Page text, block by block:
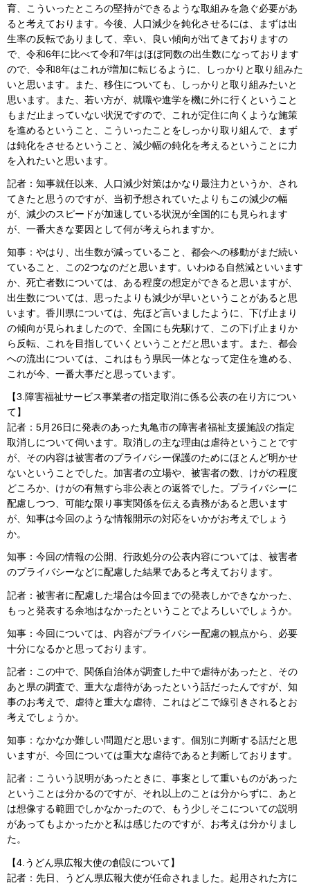
育、こういったところの堅持ができるような取組みを急ぐ必要があ
ると考えております。今後、人口減少を鈍化させるには、まずは出
生率の反転でありまして、幸い、良い傾向が出てきておりますの
で、令和6年に比べて令和7年はほぼ同数の出生数になっております
ので、令和8年はこれが増加に転じるように、しっかりと取り組みた
いと思います。また、移住についても、しっかりと取り組みたいと
思います。また、若い方が、就職や進学を機に外に行くということ
もまだ止まっていない状況ですので、これが定住に向くような施策
を進めるということ、こういったことをしっかり取り組んで、まず
は鈍化をさせるということ、減少幅の鈍化を考えるということに力
を入れたいと思います。
記者：知事就任以来、人口減少対策はかなり最注力というか、され
てきたと思うのですが、当初予想されていたよりもこの減少の幅
が、減少のスピードが加速している状況が全国的にも見られます
が、一番大きな要因として何が考えられますか。
知事：やはり、出生数が減っていること、都会への移動がまだ続い
ていること、この2つなのだと思います。いわゆる自然減といいます
か、死亡者数については、ある程度の想定ができると思いますが、
出生数については、思ったよりも減少が早いということがあると思
います。香川県については、先ほど言いましたように、下げ止まり
の傾向が見られましたので、全国にも先駆けて、この下げ止まりか
ら反転、これを目指していくということだと思います。また、都会
への流出については、これはもう県民一体となって定住を進める、
これが今、一番大事だと思っています。
【3.障害福祉サービス事業者の指定取消に係る公表の在り方につい
て】
記者：5月26日に発表のあった丸亀市の障害者福祉支援施設の指定
取消しについて伺います。取消しの主な理由は虐待ということです
が、その内容は被害者のプライバシー保護のためにほとんど明かせ
ないということでした。加害者の立場や、被害者の数、けがの程度
どころか、けがの有無すら非公表との返答でした。プライバシーに
配慮しつつ、可能な限り事実関係を伝える責務があると思います
が、知事は今回のような情報開示の対応をいかがお考えでしょう
か。
知事：今回の情報の公開、行政処分の公表内容については、被害者
のプライバシーなどに配慮した結果であると考えております。
記者：被害者に配慮した場合は今回までの発表しかできなかった、
もっと発表する余地はなかったということでよろしいでしょうか。
知事：今回については、内容がプライバシー配慮の観点から、必要
十分になるかと思っております。
記者：この中で、関係自治体が調査した中で虐待があったと、その
あと県の調査で、重大な虐待があったという話だったんですが、知
事のお考えで、虐待と重大な虐待、これはどこで線引きされるとお
考えでしょうか。
知事：なかなか難しい問題だと思います。個別に判断する話だと思
いますが、今回については重大な虐待であると判断しております。
記者：こういう説明があったときに、事案として重いものがあった
ということは分かるのですが、それ以上のことは分からずに、あと
は想像する範囲でしかなかったので、もう少しそこについての説明
があってもよかったかと私は感じたのですが、お考えは分かりまし
た。
【4.うどん県広報大使の創設について】
記者：先日、うどん県広報大使が任命されました。起用された方に